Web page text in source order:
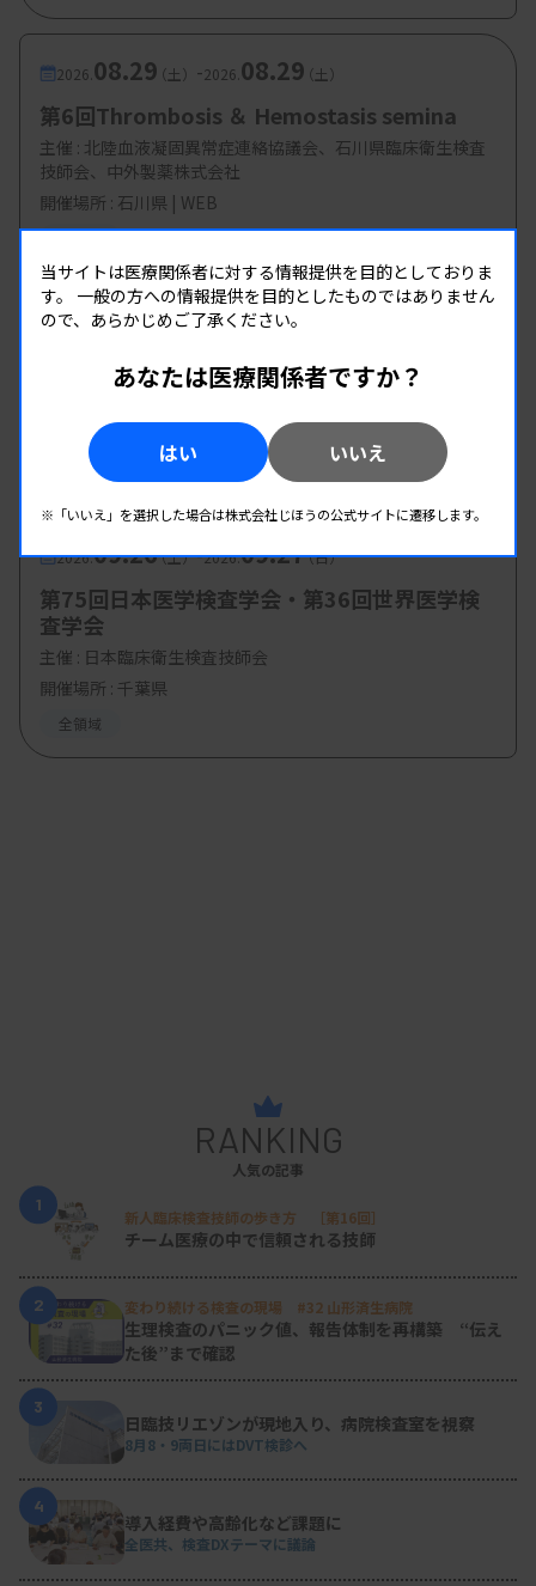
2026. 08.29（土） -2026. 08.29（土）
第6回Thrombosis ＆ Hemostasis semina
主催 : 北陸血液凝固異常症連絡協議会、石川県臨床衛生検査
技師会、中外製薬株式会社
開催場所 : 石川県 | WEB
遺伝子
2026.09.05（土）-2026. 09.06
第65回 日臨技 近畿支部医学検査学会
開催場所 : 奈良県
全領域
2026.09.26（土）-2026.09.27（日）
第75回日本医学検査学会・第36回世界医学検
査学会
主催 : 日本臨床衛生検査技師会
開催場所 : 千葉県
全領域
RANKING
人気の記事
1
新人臨床検査技師の歩き方 ［第16回］
チーム医療の中で信頼される技師
2 変わり続ける検査の現場 #32 山形済生病院
生理検査のパニック値、報告体制を再構築 “伝え
た後”まで確認
3
日臨技リエゾンが現地入り、病院検査室を視察
8月8・9両日にはDVT検診へ
4
導入経費や高齢化など課題に
全医共、検査DXテーマに議論
当サイトは医療関係者に対する情報提供を目的としておりま
す。 一般の方への情報提供を目的としたものではありません
ので、あらかじめご了承ください。
あなたは医療関係者ですか？
はい いいえ
※「いいえ」を選択した場合は株式会社じほうの公式サイトに遷移します。